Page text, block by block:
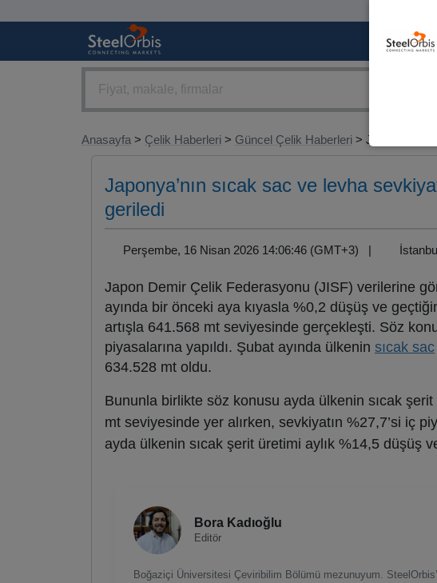
Anasayfa > Çelik Haberleri > Güncel Çelik Haberleri > Japonya’nın...
Japonya’nın sıcak sac ve levha
geriledi
Perşembe, 16 Nisan 2026 14:06:46 (GMT+3) |
Japon Demir Çelik Federasyonu (JISF) verilerine
ayında bir önceki aya kıyasla %0,2 düşüş ve
artışla 641.568 mt seviyesinde gerçekleşti. Söz
piyasalarına yapıldı. Şubat ayında ülkenin sıcak sac
634.528 mt oldu.
Bununla birlikte söz konusu ayda ülkenin sıcak
mt seviyesinde yer alırken, sevkiyatın %27,7’si iç
ayda ülkenin sıcak şerit üretimi aylık %14,5 düşüş
Bora Kadıoğlu
Editör
Boğaziçi Üniversitesi Çeviribilim Bölümü mezunuyum.